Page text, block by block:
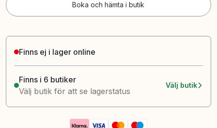
Boka och hämta i butik
Finns ej i lager online
Finns i 6 butiker
Välj butik för att se lagerstatus
Välj butik